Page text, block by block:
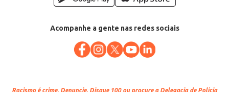
Acompanhe a gente nas redes sociais
Racismo é crime. Denuncie. Disque 100 ou procure a Delegacia de Polícia